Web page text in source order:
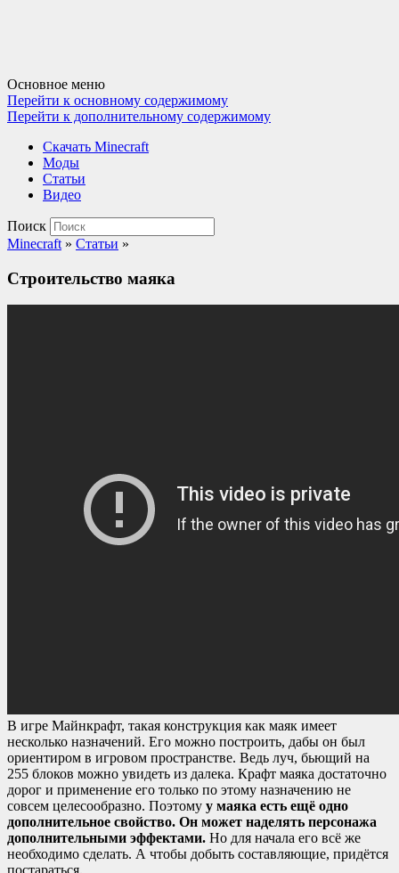
Основное меню
Перейти к основному содержимому
Перейти к дополнительному содержимому
Cкачать Minecraft
Моды
Статьи
Видео
Поиск
Minecraft » Статьи »
Строительство маяка
В игре Майнкрафт, такая конструкция как маяк имеет
несколько назначений. Его можно построить, дабы он был
ориентиром в игровом пространстве. Ведь луч, бьющий на
255 блоков можно увидеть из далека. Крафт маяка достаточно
дорог и применение его только по этому назначению не
совсем целесообразно. Поэтому у маяка есть ещё одно
дополнительное свойство. Он может наделять персонажа
дополнительными эффектами. Но для начала его всё же
необходимо сделать. А чтобы добыть составляющие, придётся